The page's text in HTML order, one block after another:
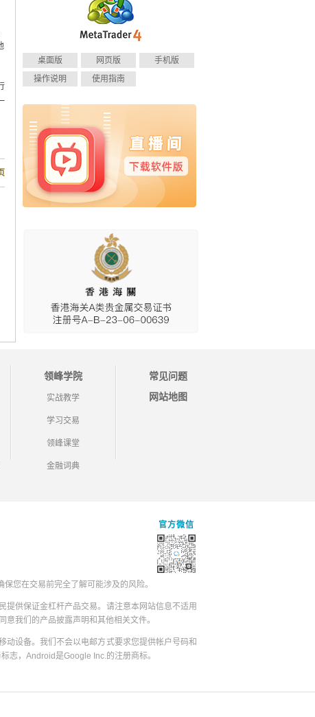
桌面版 网页版
手机版
操作说明
使用指南
领峰学院
实战教学
学习交易
领峰课堂
金融词典
常见问题
网站地图
官方微信
您在交易前完全了解可能涉及的风险。
供保证金杠杆产品交易。请注意本网站信息不适用
我们的产品披露声明和其他相关文件。
动设备。我们不会以电邮方式要求您提供帐户号码和
志，Android是Google Inc.的注册商标。